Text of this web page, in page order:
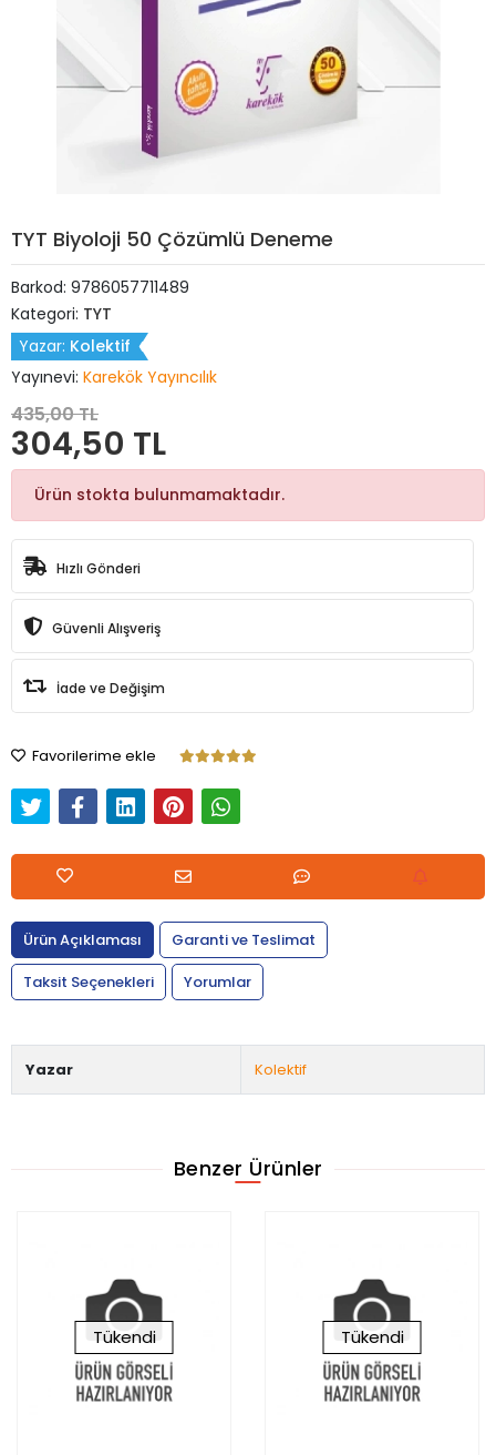
TYT Biyoloji 50 Çözümlü Deneme
Barkod: 9786057711489
Kategori: TYT
Yazar: Kolektif
Yayınevi: Karekök Yayıncılık
435,00 TL
304,50 TL
Ürün stokta bulunmamaktadır.
Hızlı Gönderi
Güvenli Alışveriş
İade ve Değişim
Favorilerime ekle
Ürün Açıklaması
Garanti ve Teslimat
Taksit Seçenekleri
Yorumlar
Yazar Kolektif
Benzer Ürünler
Tükendi Tükendi